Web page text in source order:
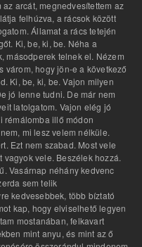
arcát, megnedvesítettem az
felhúzva, a rácsok között
Államat a rács tetején
Ki, be, ki, be. Néha a
másodperek telnek el. Nézem
várom, hogy jön-e a következő
Ki, be, ki, be. Vajon milyen
jó lenne tudni. De már nem
latolgatom. Vajon elég jó
rémálomba illő módon
mi lesz velem nélküle.
Ezt nem szabad. Most vele
vele. Beszélek hozzá.
Vasárnap néhány kedvenc
sem telik
kedvesebbek, több bíztató
kap, hogy elviselhető legyen
mostanában, felkavart
mint anyu, és mint az ő